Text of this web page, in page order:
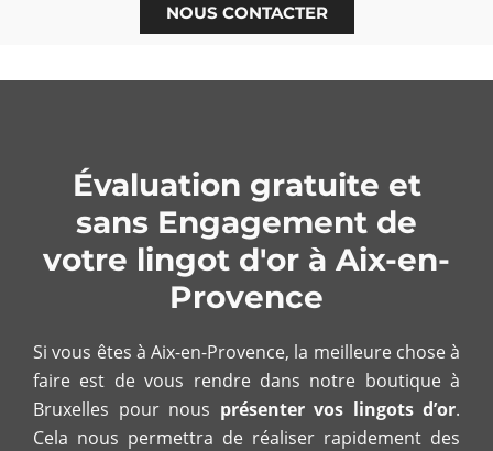
NOUS CONTACTER
Évaluation gratuite et
sans Engagement de
votre lingot d'or à Aix-en-
Provence
Si vous êtes à Aix-en-Provence, la meilleure chose à
faire est de vous rendre dans notre boutique à
Bruxelles pour nous présenter vos lingots d’or.
Cela nous permettra de réaliser rapidement des